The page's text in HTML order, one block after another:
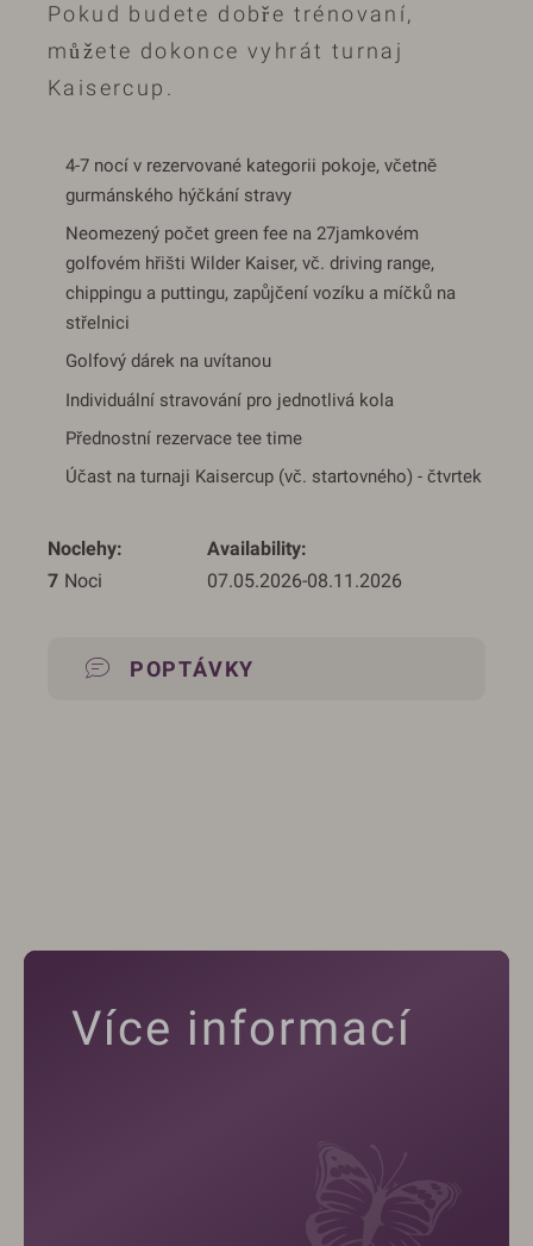
Pokud budete dobře trénovaní,
můžete dokonce vyhrát turnaj
Kaisercup.
4-7 nocí v rezervované kategorii pokoje, včetně
gurmánského hýčkání stravy
Neomezený počet green fee na 27jamkovém
golfovém hřišti Wilder Kaiser, vč. driving range,
chippingu a puttingu, zapůjčení vozíku a míčků na
střelnici
Golfový dárek na uvítanou
Individuální stravování pro jednotlivá kola
Přednostní rezervace tee time
Účast na turnaji Kaisercup (vč. startovného) - čtvrtek
Noclehy
7 Noci
Availability
07.05.2026-08.11.2026
POPTÁVKY
Více informací